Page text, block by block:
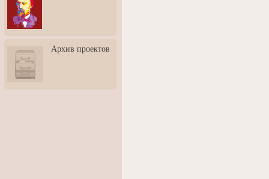
3: Обусловленности
человека и их влияние на
карьеру
скульптором Дмитрием
Тугариновым
АртБульвар в День города
Архив проектов